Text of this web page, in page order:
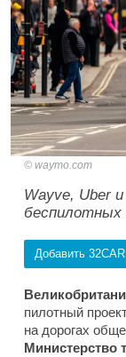
waymo.com
Wayve, Uber
беспилотных
Добавить
пилотный
на дорогах
Министерство